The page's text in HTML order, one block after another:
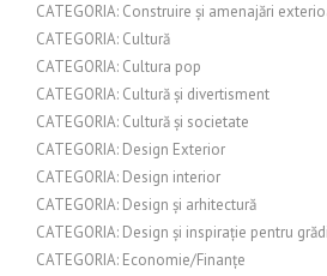
CATEGORIA: Construire și amenajări
CATEGORIA: Cultură
CATEGORIA: Cultura pop
CATEGORIA: Cultură și divertisment
CATEGORIA: Cultură și societate
CATEGORIA: Design Exterior
CATEGORIA: Design interior
CATEGORIA: Design și arhitectură
CATEGORIA: Design și inspirație pentru
CATEGORIA: Economie/Finanțe